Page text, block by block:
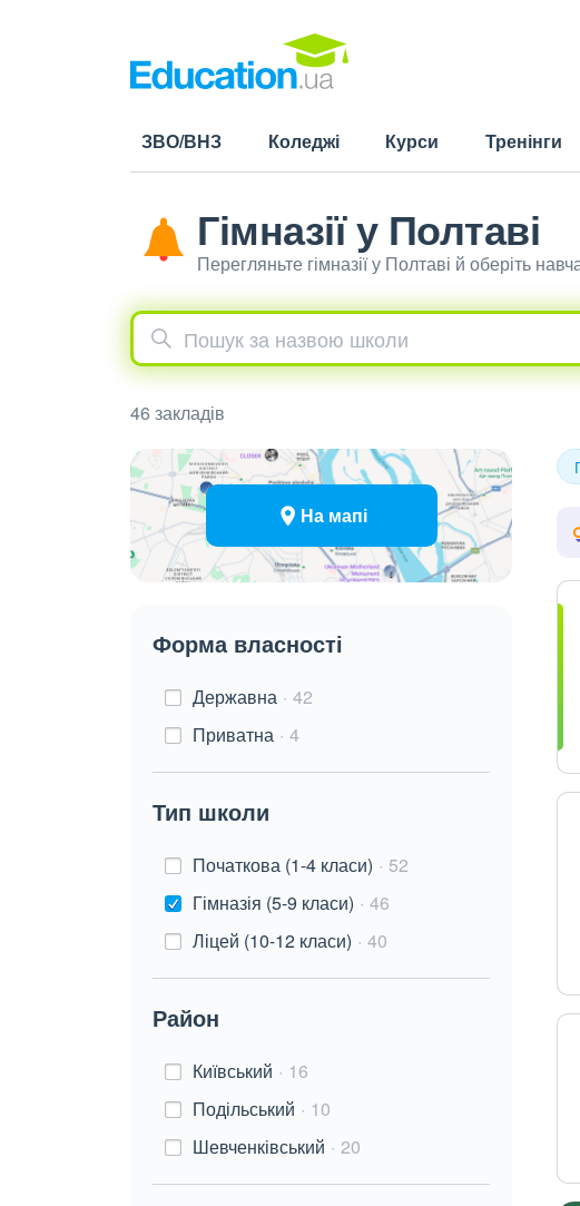
ЗВО/ВНЗ Коледжі Курси Тренінги
Гімназії у Полтаві
Перегляньте гімназії у Полтаві й оберіть
46 закладів
На мапі
Форма власності
Державна
42
Приватна
4
Тип школи
Початкова (1-4 класи)
52
Гімназія (5-9 класи)
46
Ліцей (10-12 класи)
40
Район
Київський
16
Подільський
10
Шевченківський
20